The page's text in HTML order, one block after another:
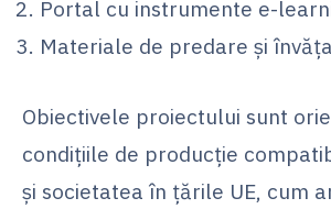
Portal cu instrumente e-
Materiale de predare și
Obiectivele proiectului sunt
condițiile de producție
și societatea în țările UE, cum